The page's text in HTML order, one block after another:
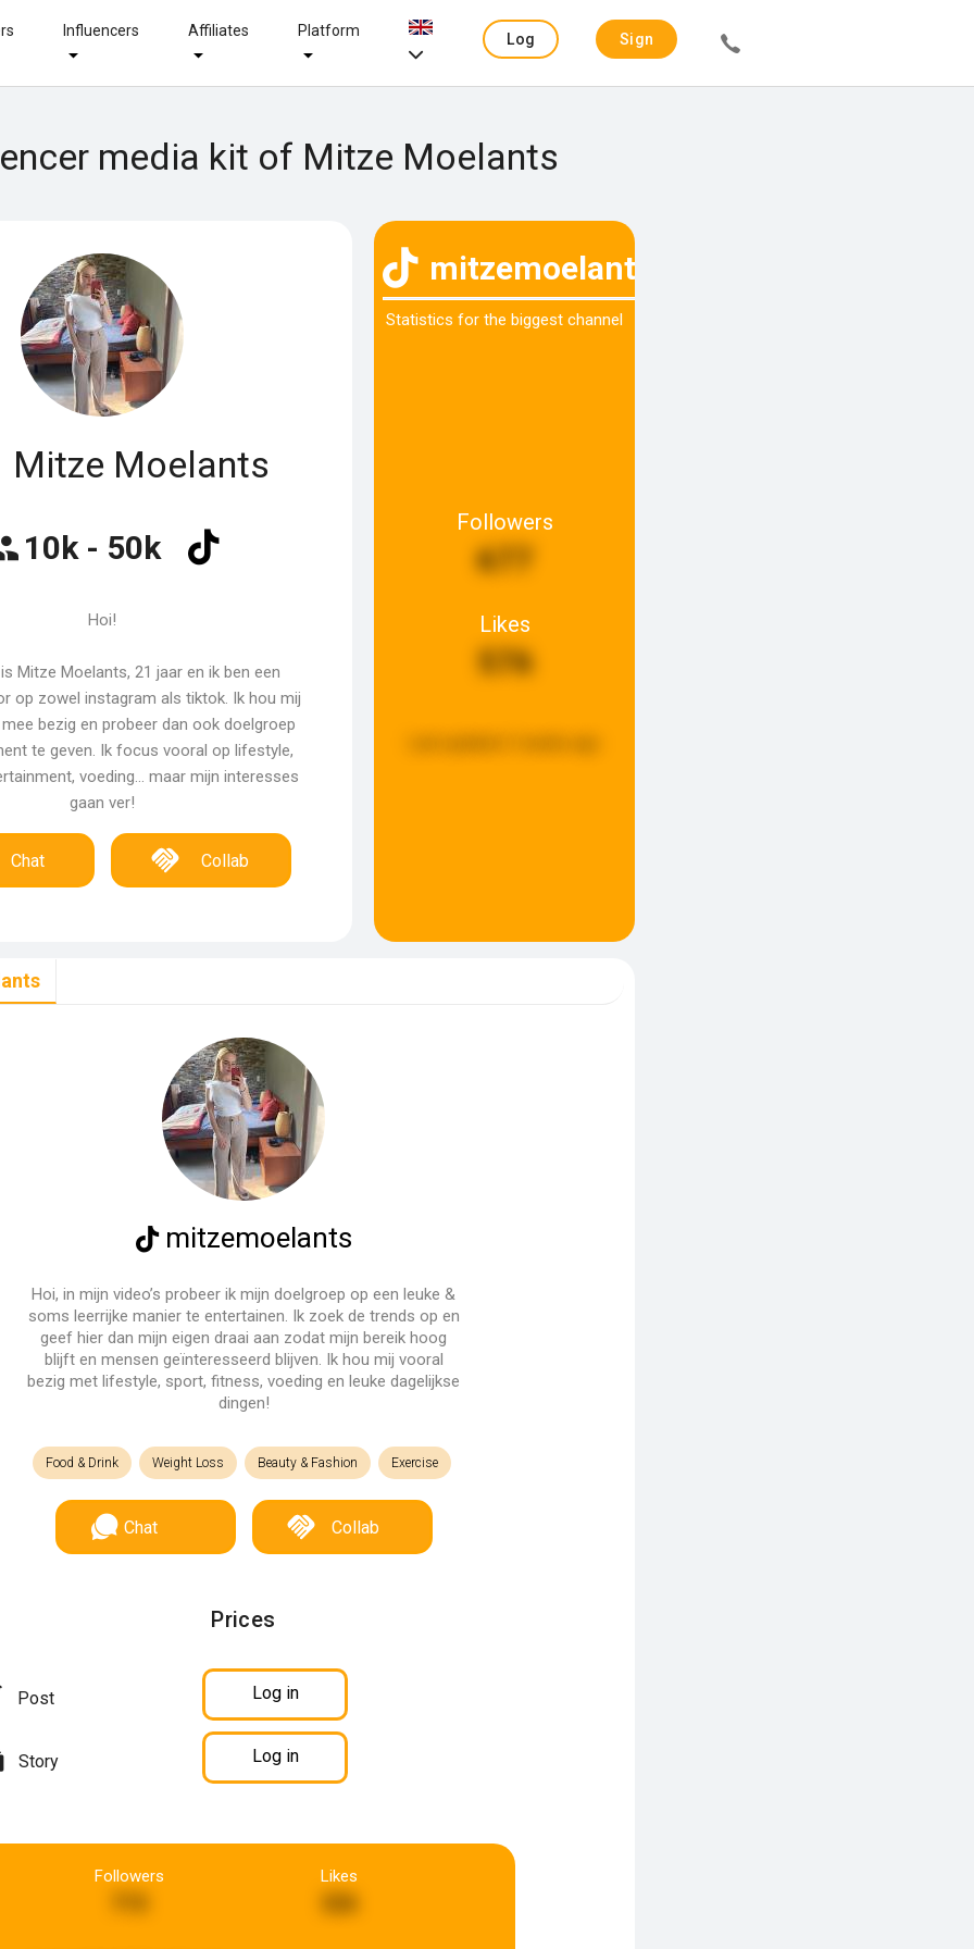
Influencers Affiliates Platform
Log
Sign
media kit of Mitze Moelants
Mitze Moelants
10k - 50k
Hoi!
Mitze Moelants, 21 jaar en ik ben een
op zowel instagram als tiktok. Ik hou mij
bezig en probeer dan ook doelgroep
te geven. Ik focus vooral op lifestyle,
voeding… maar mijn interesses
gaan ver!
Chat Collab
mitzemoelants
Statistics for the biggest channel
Followers
677
Likes
576
mitzemoelants
Hoi, in mijn video’s probeer ik mijn doelgroep op een leuke &
soms leerrijke manier te entertainen. Ik zoek de trends op en
geef hier dan mijn eigen draai aan zodat mijn bereik hoog
blijft en mensen geïnteresseerd blijven. Ik hou mij vooral
bezig met lifestyle, sport, fitness, voeding en leuke dagelijkse
dingen!
Food & Drink Weight Loss Beauty & Fashion Exercise
Chat Collab
Prices
Post Log in
Story Log in
Followers Likes
326